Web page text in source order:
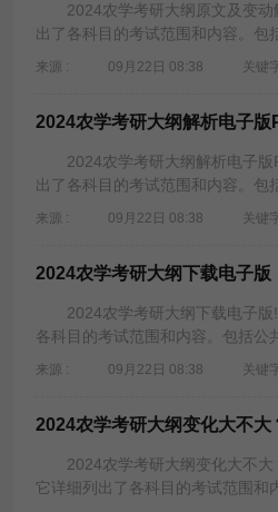
2024农学考研大纲原文及变动
出了各科目的考试范围和内容。
来源 : 09月22日 08:38 关键
2024农学考研大纲解析电子版
2024农学考研大纲解析电子版
出了各科目的考试范围和内容。
来源 : 09月22日 08:38 关键
2024农学考研大纲下载电子版
2024农学考研大纲下载电子版!
各科目的考试范围和内容。包括
来源 : 09月22日 08:38 关键
2024农学考研大纲变化大不大
2024农学考研大纲变化大不大
它详细列出了各科目的考试范围